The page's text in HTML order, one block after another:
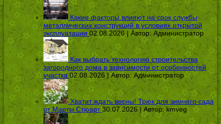
Какие факторы влияют на срок службы
металлических конструкций в условиях открытой
эксплуатации 02.08.2026 | Автор:Администратор
Как выбрать технологию строительства
загородного дома в зависимости от особенностей
участка 02.08.2026 | Автор: Администратор
Хватит ждать весны! Трюк для зимнего сада
от Марты Стюарт 30.07.2026 | Автор:kmveg